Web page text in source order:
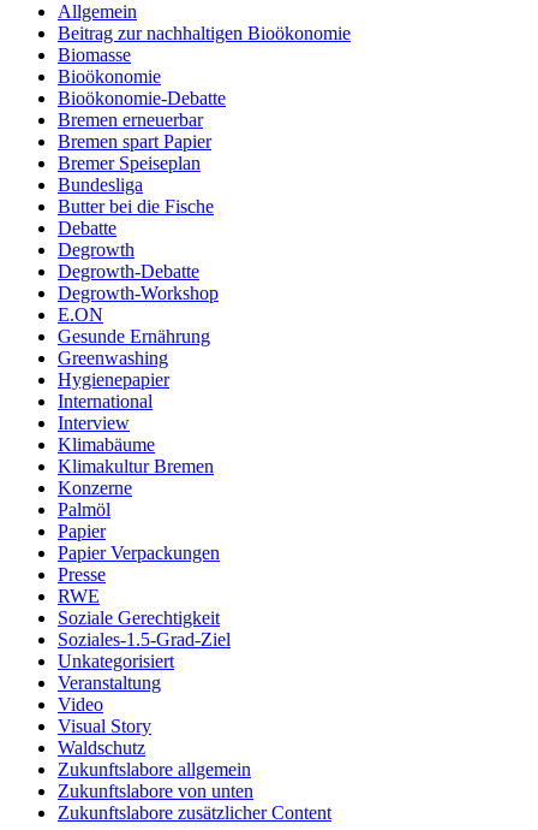
Allgemein
Beitrag zur nachhaltigen Bioökonomie
Biomasse
Bioökonomie
Bioökonomie-Debatte
Bremen erneuerbar
Bremen spart Papier
Bremer Speiseplan
Bundesliga
Butter bei die Fische
Debatte
Degrowth
Degrowth-Debatte
Degrowth-Workshop
E.ON
Gesunde Ernährung
Greenwashing
Hygienepapier
International
Interview
Klimabäume
Klimakultur Bremen
Konzerne
Palmöl
Papier
Papier Verpackungen
Presse
RWE
Soziale Gerechtigkeit
Soziales-1.5-Grad-Ziel
Unkategorisiert
Veranstaltung
Video
Visual Story
Waldschutz
Zukunftslabore allgemein
Zukunftslabore von unten
Zukunftslabore zusätzlicher Content